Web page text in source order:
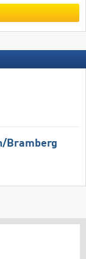
​Bramberg